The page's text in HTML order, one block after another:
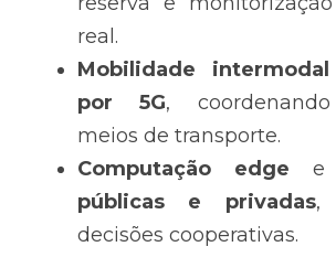
real.
Mobilidade
por 5G,
meios de transporte.
Computação edge e
públicas e privadas,
decisões cooperativas.